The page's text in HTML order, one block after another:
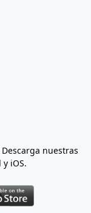
nuestras
iOS.